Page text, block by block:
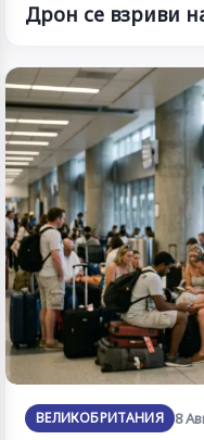
Дрон се взриви
ВЕЛИКОБРИТАНИЯ 8